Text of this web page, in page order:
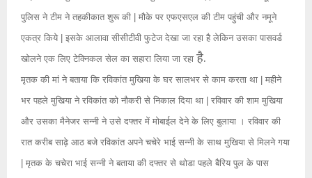
पुलिस ने टीम ने तहकीकात शुरू की | मौके पर एफएसएल की टीम पहुंची और नमूने
एकत्र किये | इसके आलावा सीसीटीवी फुटेज देखा जा रहा है लेकिन उसका पासवर्ड
खोलने एक लिए टेक्निकल सेल का सहारा लिया जा रहा है.
मृतक की मां ने बताया कि रविकांत मुखिया के घर सालभर से काम करता था | महीने
भर पहले मुखिया ने रविकांत को नौकरी से निकाल दिया था | रविवार की शाम मुखिया
और उसका मैनेजर सन्नी ने उसे दफ्तर में मोबाईल देने के लिए बुलाया । रविवार की
रात करीब साढ़े आठ बजे रविकांत अपने चचेरे भाई सन्नी के साथ मुखिया से मिलने गया
| मृतक के चचेरा भाई सन्नी ने बताया की दफ्तर से थोडा पहले बैरिय पुल के पास